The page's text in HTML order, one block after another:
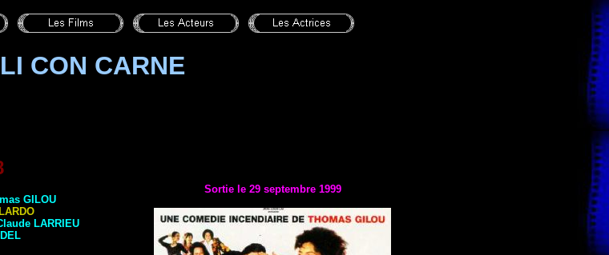
CON CARNE
GILOU
LARRIEU
Sortie le 29 septembre 1999